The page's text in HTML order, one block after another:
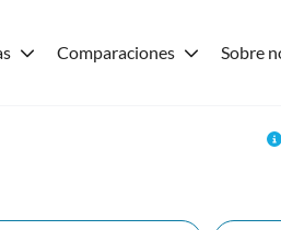
Comparaciones Sobre